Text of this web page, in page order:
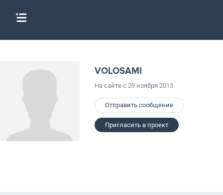
VOLOSAMI
На сайте с 29 ноября 2013
Отправить сообщение
Пригласить в проект